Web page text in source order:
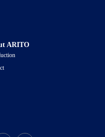
ARITO